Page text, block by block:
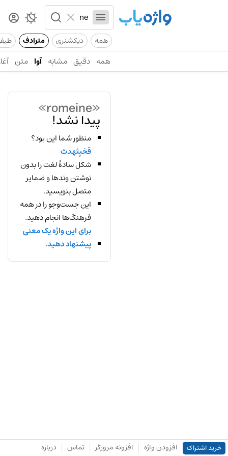
همه دیکشنری مترادف
همه دقیق مشابه آوا متن
«romeine»
پیدا نشد!
منظور شما این بود؟
قخپثهدث
شکل سادهٔ لغت را بدون
نوشتن وندها و ضمایر
متصل بنویسید.
این جست‌وجو را در همه
فرهنگ‌ها انجام دهید.
برای این واژه یک معنی
پیشنهاد دهید.
خرید اشتراک افزودن واژه افزونه مرورگر تماس درباره